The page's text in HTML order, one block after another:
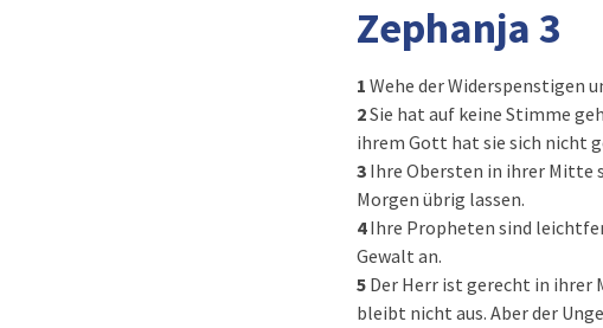
Zephanja 3
1 Wehe der Widerspenstigen
2Sie hat auf keine Stimme
ihrem Gott hat sie sich nicht
3 Ihre Obersten in ihrer Mitte
Morgen übrig lassen.
4Ihre Propheten sind
Gewalt an.
5 Der Herr ist gerecht in ihrer
bleibt nicht aus. Aber der